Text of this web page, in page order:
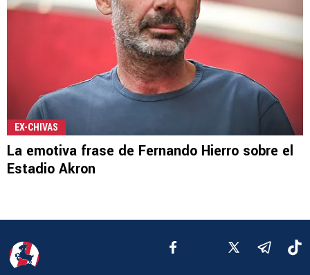
EX-CHIVAS
La emotiva frase de Fernando Hierro sobre el
Estadio Akron